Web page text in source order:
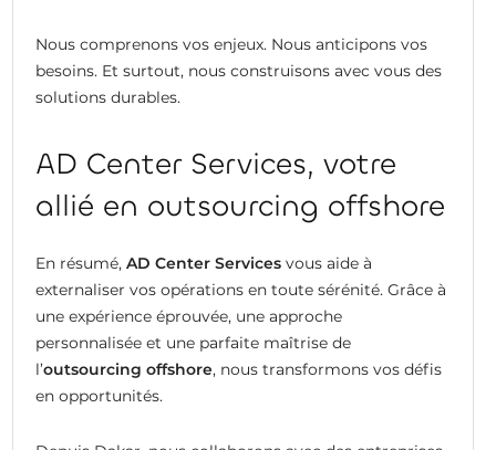
Nous comprenons vos enjeux. Nous anticipons vos
besoins. Et surtout, nous construisons avec vous des
solutions durables.
AD Center Services, votre
allié en outsourcing offshore
En résumé, AD Center Servicesvous aide à
externaliser vos opérations en toute sérénité. Grâce à
une expérience éprouvée, une approche
personnalisée et une parfaite maîtrise de
l’outsourcing offshore, nous transformons vos défis
en opportunités.